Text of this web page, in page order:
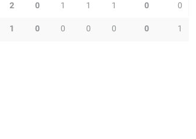
2 0 1 1 1 0 0
1 0 0 0 0 0 1